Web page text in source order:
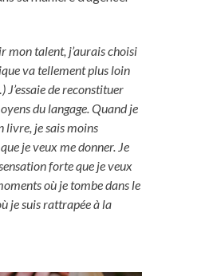
mon talent, j’aurais choisi
va tellement plus loin
de reconstituer
du langage. Quand je
livre, je sais moins
je veux me donner. Je
forte que je veux
où je tombe dans le
je suis rattrapée à la